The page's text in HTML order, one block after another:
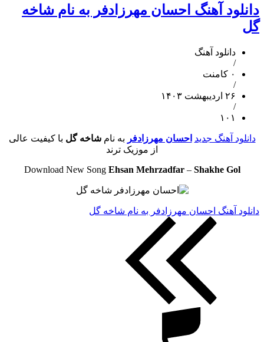
دانلود آهنگ احسان مهرزادفر به نام شاخه
گل
دانلود آهنگ
/
۰ کامنت
/
۲۶ اردیبهشت ۱۴۰۳
/
۱۰۱
دانلود آهنگ جدید احسان مهرزادفر به نامشاخه گل با کیفیت عالی
از موزیک ترند
Download New Song Ehsan Mehrzadfar– Shakhe Gol
دانلود آهنگ احسان مهرزادفر به نام شاخه گل